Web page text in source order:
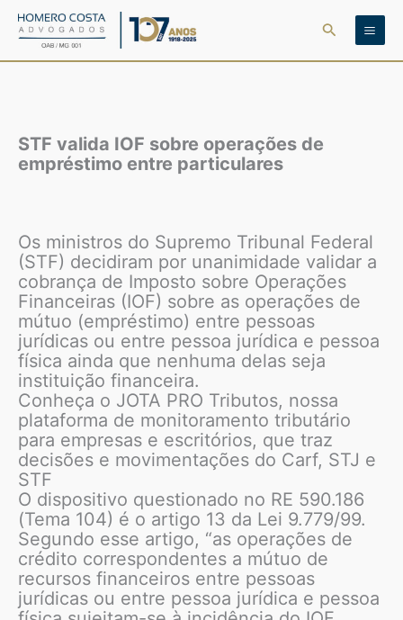
para
Pesquisar
STF valida IOF sobre operações de
empréstimo entre particulares
Os ministros do Supremo Tribunal Federal
(STF) decidiram por unanimidade validar a
cobrança de Imposto sobre Operações
Financeiras (IOF) sobre as operações de
mútuo (empréstimo) entre pessoas
jurídicas ou entre pessoa jurídica e pessoa
física ainda que nenhuma delas seja
instituição financeira.
Conheça o JOTA PRO Tributos, nossa
plataforma de monitoramento tributário
para empresas e escritórios, que traz
decisões e movimentações do Carf, STJ e
STF
O dispositivo questionado no RE 590.186
(Tema 104) é o artigo 13 da Lei 9.779/99.
Segundo esse artigo, “as operações de
crédito correspondentes a mútuo de
recursos financeiros entre pessoas
jurídicas ou entre pessoa jurídica e pessoa